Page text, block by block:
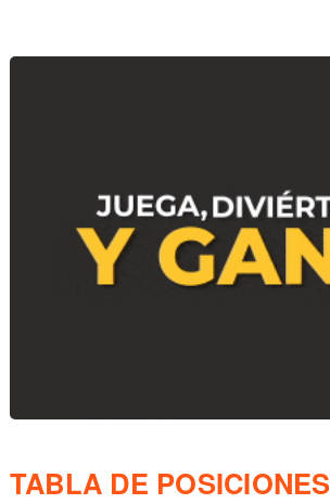
TABLA DE POSICIONES